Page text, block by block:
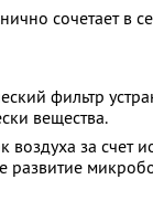
сочетает в
фильтр
вещества.
за счет
развитие